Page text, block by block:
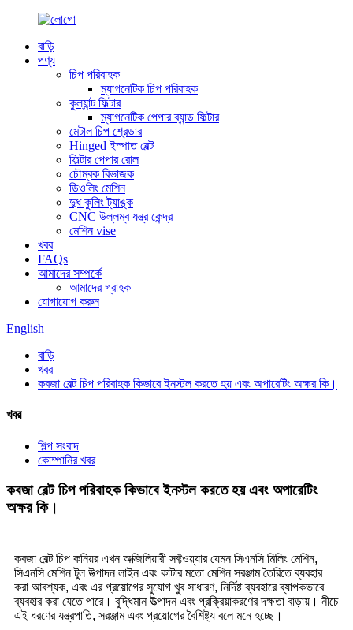
বাড়ি
পণ্য
চিপ পরিবাহক
ম্যাগনেটিক চিপ পরিবাহক
কুল্যান্ট ফিল্টার
ম্যাগনেটিক পেপার ব্যান্ড ফিল্টার
মেটাল চিপ শ্রেডার
Hinged ইস্পাত বেল্ট
ফিল্টার পেপার রোল
চৌম্বক বিভাজক
ডিওলিং মেশিন
দুধ কুলিং ট্যাঙ্ক
CNC উল্লম্ব যন্ত্র কেন্দ্র
মেশিন vise
খবর
FAQs
আমাদের সম্পর্কে
আমাদের গ্রাহক
যোগাযোগ করুন
English
বাড়ি
খবর
কবজা বেল্ট চিপ পরিবাহক কিভাবে ইনস্টল করতে হয় এবং অপারেটিং অক্ষর কি।
খবর
শিল্প সংবাদ
কোম্পানির খবর
কবজা বেল্ট চিপ পরিবাহক কিভাবে ইনস্টল করতে হয় এবং অপারেটিং
অক্ষর কি।
কবজা বেল্ট চিপ কনিয়র এখন অক্জিলিয়ারী সফ্টওয়্যার যেমন সিএনসি মিলিং মেশিন,
সিএনসি মেশিন টুল উত্পাদন লাইন এবং কাটার মতো মেশিন সরঞ্জাম তৈরিতে ব্যবহার
করা আবশ্যক, এবং এর প্রয়োগের সুযোগ খুব সাধারণ, নির্দিষ্ট ব্যবহারে ব্যাপকভাবে
ব্যবহার করা যেতে পারে। বুদ্ধিমান উত্পাদন এবং প্রক্রিয়াকরণের দক্ষতা বাড়ায়। নীচে
এই ধরণের যন্ত্রপাতি, সরঞ্জাম এবং প্রয়োগের বৈশিষ্ট্য বলে মনে হচ্ছে।